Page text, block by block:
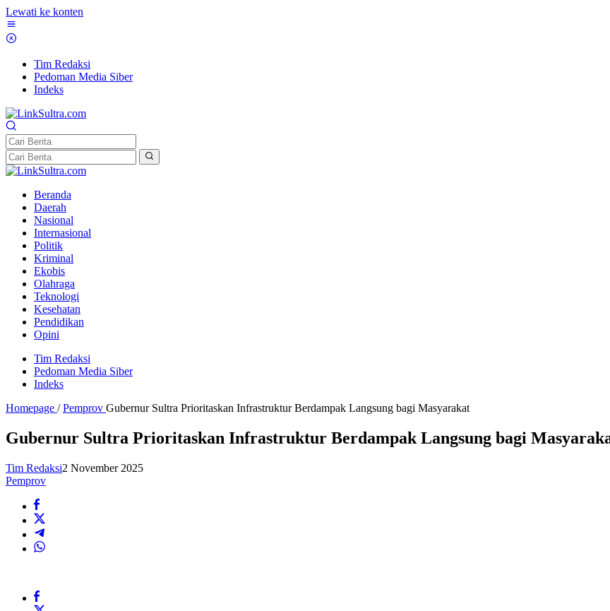
Lewati ke konten
Tim Redaksi
Pedoman Media Siber
Indeks
Beranda
Daerah
Nasional
Internasional
Politik
Kriminal
Ekobis
Olahraga
Teknologi
Kesehatan
Pendidikan
Opini
Tim Redaksi
Pedoman Media Siber
Indeks
Homepage / Pemprov Gubernur Sultra Prioritaskan Infrastruktur Berdampak Langsung bagi Masyarakat
Gubernur Sultra Prioritaskan Infrastruktur Berdampak Langsung bagi
Tim Redaksi2 November 2025
Pemprov